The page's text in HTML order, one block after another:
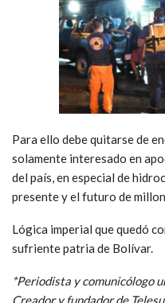
Para ello debe quitarse de
solamente interesado en
del país, en especial de
presente y el futuro de
Lógica imperial que quedó
sufriente patria de Bolívar.
*Periodista y comunicólogo
Creador y fundador de